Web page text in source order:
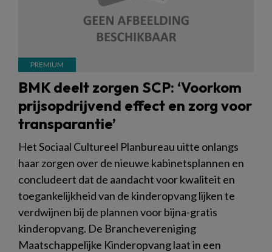
BMK deelt zorgen SCP: ‘Voorkom
prijsopdrijvend effect en zorg voor
transparantie’
Het Sociaal Cultureel Planbureau uitte onlangs
haar zorgen over de nieuwe kabinetsplannen en
concludeert dat de aandacht voor kwaliteit en
toegankelijkheid van de kinderopvang lijken te
verdwijnen bij de plannen voor bijna-gratis
kinderopvang. De Branchevereniging
Maatschappelijke Kinderopvang laat in een